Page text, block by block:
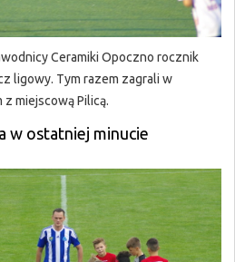
Ceramiki Opoczno rocznik
ligowy. Tym razem zagrali w
miejscową Pilicą.
w ostatniej minucie